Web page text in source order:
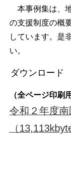
本事例集は、
の支援制度の概
しています。是
い。
ダウンロード
（全ページ印刷
令和２年度
（